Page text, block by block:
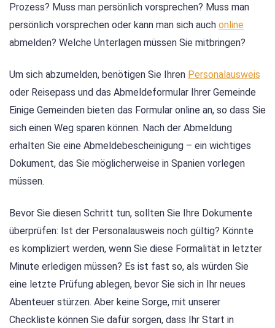
Prozess? Muss man persönlich vorsprechen? Muss man
persönlich vorsprechen oder kann man sich auch online
abmelden? Welche Unterlagen müssen Sie mitbringen?
Um sich abzumelden, benötigen Sie Ihren Personalausweis
oder Reisepass und das Abmeldeformular Ihrer Gemeinde
Einige Gemeinden bieten das Formular online an, so dass Sie
sich einen Weg sparen können. Nach der Abmeldung
erhalten Sie eine Abmeldebescheinigung – ein wichtiges
Dokument, das Sie möglicherweise in Spanien vorlegen
müssen.
Bevor Sie diesen Schritt tun, sollten Sie Ihre Dokumente
überprüfen: Ist der Personalausweis noch gültig? Könnte
es kompliziert werden, wenn Sie diese Formalität in letzter
Minute erledigen müssen? Es ist fast so, als würden Sie
eine letzte Prüfung ablegen, bevor Sie sich in Ihr neues
Abenteuer stürzen. Aber keine Sorge, mit unserer
Checkliste können Sie dafür sorgen, dass Ihr Start in